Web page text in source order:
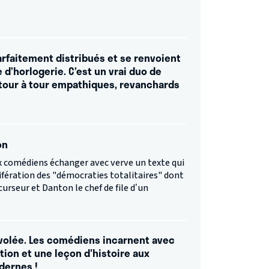
distribués et se renvoient
C’est un vrai duo de
à tour empathiques, revanchards
comédiens échanger avec verve un texte qui
des "démocraties totalitaires" dont
et Danton le chef de file d’un
Les comédiens incarnent avec
et une leçon d'histoire aux